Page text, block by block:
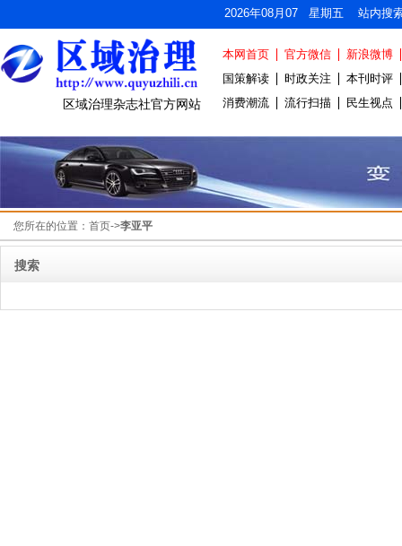
2026年08月07 星期五 站内搜
区域治理杂志社官方网站
本网首页 官方微信
新浪微博
国策解读
时政关注
本刊时评
消费潮流
流行扫描 民生视点
您所在的位置： 首页->李亚平
搜索